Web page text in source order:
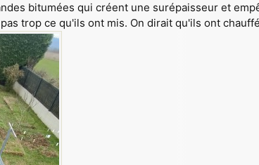
bitumées qui créent une surépaisseur et
trop ce qu'ils ont mis. On dirait qu'ils ont